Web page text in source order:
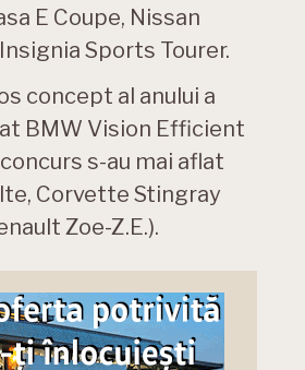
E Coupe, Nissan
Sports Tourer.
concept al anului a
BMW Vision Efficient
s-au mai aflat
Corvette Stingray
Zoe-Z.E.).